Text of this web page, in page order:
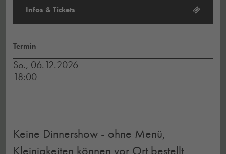
Infos & Tickets
Termin
So., 06.12.2026
18:00
Keine Dinnershow - ohne Menü,